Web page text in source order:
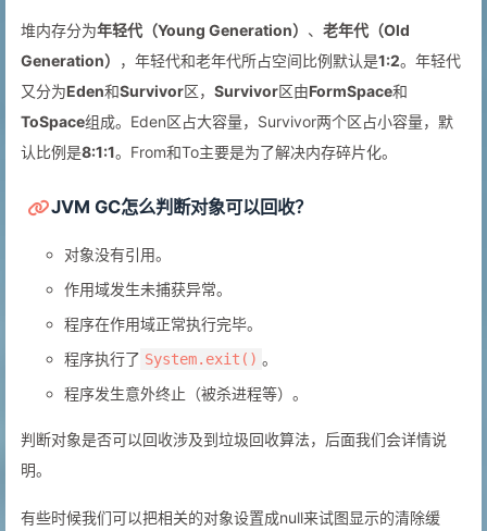
堆内存分为年轻代（Young Generation） 、 老年代（Old
Generation）
，年轻代和老年代所占空间比例默认是1:2。年轻代
又分为Eden和Survivor区， Survivor区由FormSpace和
ToSpace组成。Eden区占大容量，Survivor两个区占小容量，默
认比例是8:1:1。From和To主要是为了解决内存碎片化。
JVM GC怎么判断对象可以回收？
对象没有引用。
作用域发生未捕获异常。
程序在作用域正常执行完毕。
程序执行了 System.exit() 。
程序发生意外终止（被杀进程等）。
判断对象是否可以回收涉及到垃圾回收算法，后面我们会详情说
明。
有些时候我们可以把相关的对象设置成null来试图显示的清除缓